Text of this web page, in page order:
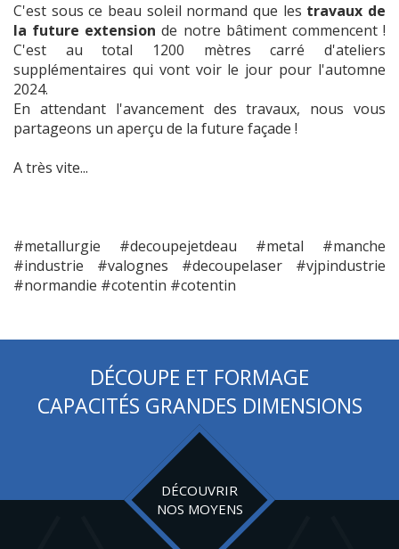
C'est sous ce beau soleil normand que les travaux de
la future extension de notre bâtiment commencent !
C'est au total 1200 mètres carré d'ateliers
supplémentaires qui vont voir le jour pour l'automne
2024.
En attendant l'avancement des travaux, nous vous
partageons un aperçu de la future façade !
A très vite...
#metallurgie #decoupejetdeau #metal #manche
#industrie #valognes #decoupelaser #vjpindustrie
#normandie #cotentin #cotentin
DÉCOUPE ET FORMAGE
CAPACITÉS GRANDES DIMENSIONS
DÉCOUVRIR
NOS MOYENS